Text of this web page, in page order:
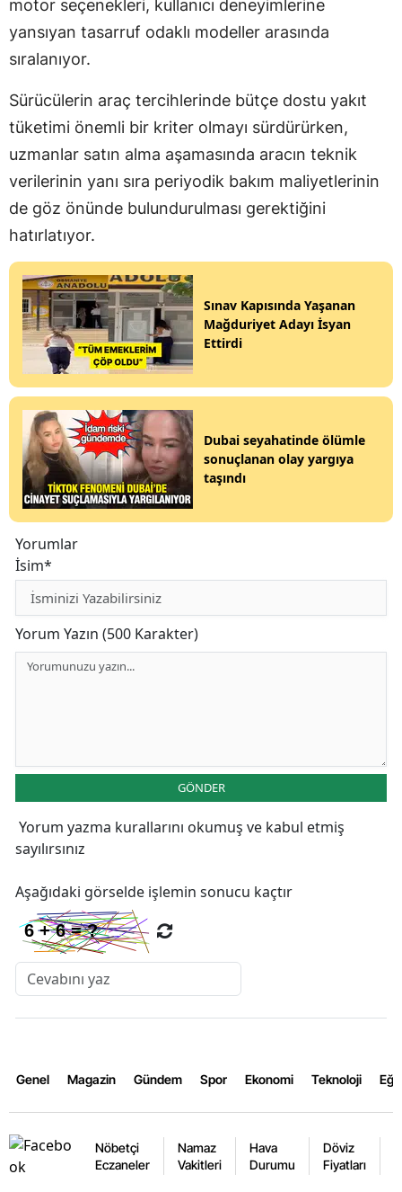
motor seçenekleri, kullanıcı deneyimlerine
yansıyan tasarruf odaklı modeller arasında
sıralanıyor.
Sürücülerin araç tercihlerinde bütçe dostu yakıt
tüketimi önemli bir kriter olmayı sürdürürken,
uzmanlar satın alma aşamasında aracın teknik
verilerinin yanı sıra periyodik bakım maliyetlerinin
de göz önünde bulundurulması gerektiğini
hatırlatıyor.
Sınav Kapısında Yaşanan
Mağduriyet Adayı İsyan
Ettirdi
Dubai seyahatinde ölümle
sonuçlanan olay yargıya
taşındı
Yorumlar
İsim*
Yorum Yazın (500 Karakter)
GÖNDER
Yorum yazma kurallarını okumuş ve kabul etmiş
sayılırsınız
Aşağıdaki görselde işlemin sonucu kaçtır
Genel Magazin Gündem Spor Ekonomi Teknoloji
Nöbetçi
Eczaneler
Namaz
Vakitleri
Hava
Durumu
Döviz
Fiyatları